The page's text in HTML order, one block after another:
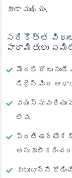
కూడా ముఖ్యం.
సరికొత్త
పారామితులు
మొదటి రోజు
డిజైన్ మీద
వయస్సు
లేవు.
ప్రతి ఉద్యోగికి
కుటుంబాన్ని